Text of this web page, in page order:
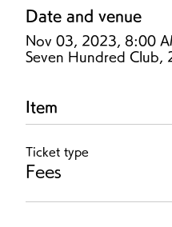
Date and venue
Nov 03, 2023, 8:00
Seven Hundred Club,
Item
Ticket type
Fees